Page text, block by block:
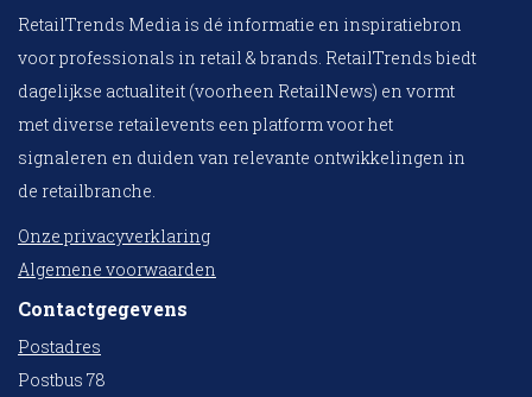
RetailTrends Media is dé informatie en inspiratiebron
voor professionals in retail & brands. RetailTrends biedt
dagelijkse actualiteit (voorheen RetailNews) en vormt
met diverse retailevents een platform voor het
signaleren en duiden van relevante ontwikkelingen in
de retailbranche.
Onze privacyverklaring
Algemene voorwaarden
Contactgegevens
Postadres
Postbus 78